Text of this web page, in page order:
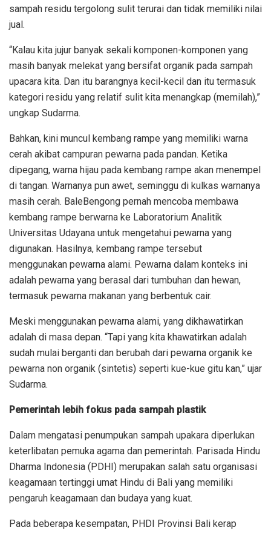
sampah residu tergolong sulit terurai dan tidak memiliki nilai
jual.
“Kalau kita jujur banyak sekali komponen-komponen yang
masih banyak melekat yang bersifat organik pada sampah
upacara kita. Dan itu barangnya kecil-kecil dan itu termasuk
kategori residu yang relatif sulit kita menangkap (memilah),”
ungkap Sudarma.
Bahkan, kini muncul kembang rampe yang memiliki warna
cerah akibat campuran pewarna pada pandan. Ketika
dipegang, warna hijau pada kembang rampe akan menempel
di tangan. Warnanya pun awet, seminggu di kulkas warnanya
masih cerah. BaleBengong pernah mencoba membawa
kembang rampe berwarna ke Laboratorium Analitik
Universitas Udayana untuk mengetahui pewarna yang
digunakan. Hasilnya, kembang rampe tersebut
menggunakan pewarna alami. Pewarna dalam konteks ini
adalah pewarna yang berasal dari tumbuhan dan hewan,
termasuk pewarna makanan yang berbentuk cair.
Meski menggunakan pewarna alami, yang dikhawatirkan
adalah di masa depan. “Tapi yang kita khawatirkan adalah
sudah mulai berganti dan berubah dari pewarna organik ke
pewarna non organik (sintetis) seperti kue-kue gitu kan,” ujar
Sudarma.
Pemerintah lebih fokus pada sampah plastik
Dalam mengatasi penumpukan sampah upakara diperlukan
keterlibatan pemuka agama dan pemerintah. Parisada Hindu
Dharma Indonesia (PDHI) merupakan salah satu organisasi
keagamaan tertinggi umat Hindu di Bali yang memiliki
pengaruh keagamaan dan budaya yang kuat.
Pada beberapa kesempatan, PHDI Provinsi Bali kerap